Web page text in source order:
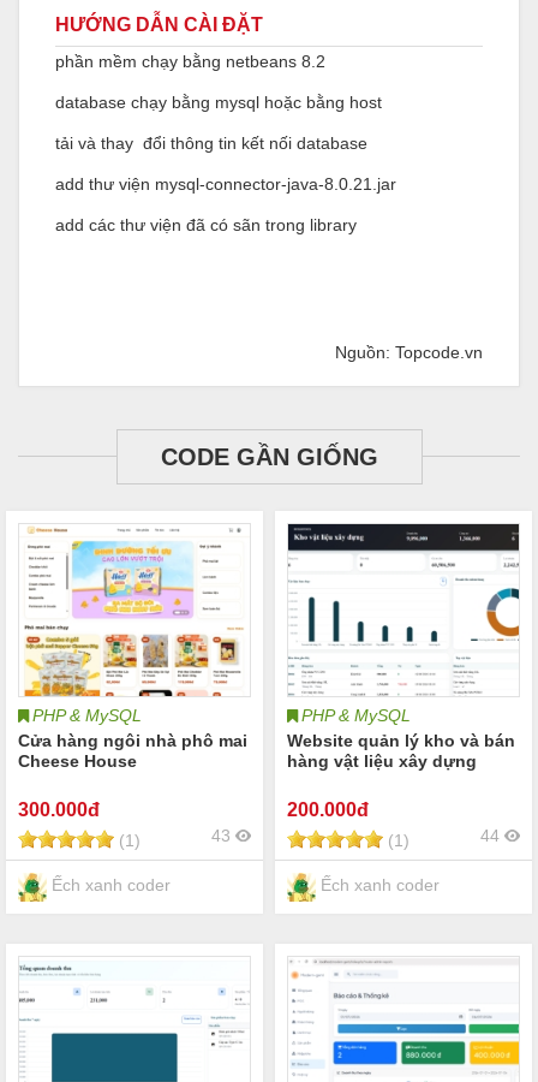
HƯỚNG DẪN CÀI ĐẶT
phần mềm chạy bằng netbeans 8.2
database chạy bằng mysql hoặc bằng host
tải và thay đổi thông tin kết nối database
add thư viện mysql-connector-java-8.0.21.jar
add các thư viện đã có sãn trong library
Nguồn: Topcode.vn
CODE GẦN GIỐNG
PHP & MySQL
Cửa hàng ngôi nhà phô mai
Cheese House
300.000đ
(1) 43
Ếch xanh coder
PHP & MySQL
Website quản lý kho và bán
hàng vật liệu xây dựng
200.000đ
(1) 44
Ếch xanh coder